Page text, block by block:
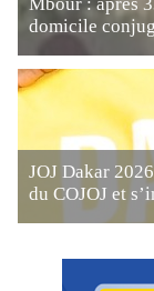
domicile
JOJ Dakar
du COJOJ et